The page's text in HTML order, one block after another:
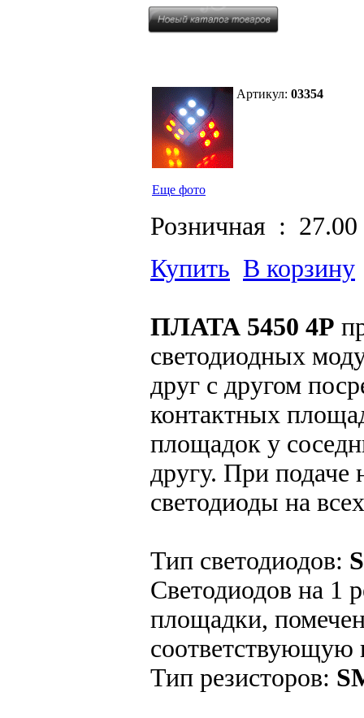
Еще фото
Артикул: 03354
Розничная : 27.00
Купить В корзину
ПЛАТА 5450 4P
светодиодных
друг с другом
контактных
площадок у
другу. При
светодиоды на
Тип светодиодов:
Светодиодов на 1
площадки,
соответствующую
Тип резисторов: